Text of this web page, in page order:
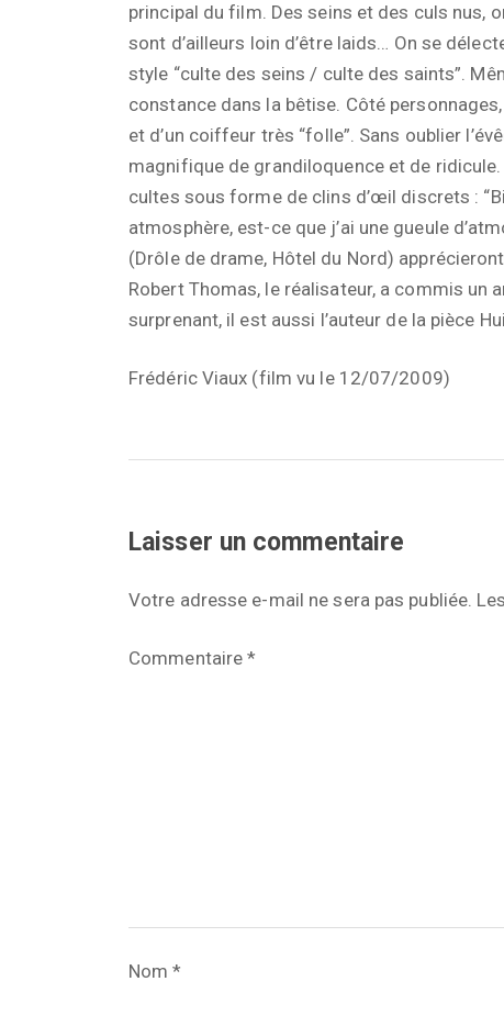
principal du film. Des seins et des culs nus,
sont d’ailleurs loin d’être laids… On se
style “culte des seins / culte des saints”.
constance dans la bêtise. Côté
et d’un coiffeur très “folle”. Sans oublier
magnifique de grandiloquence et de
cultes sous forme de clins d’œil discrets :
atmosphère, est-ce que j’ai une gueule
(Drôle de drame, Hôtel du Nord)
Robert Thomas, le réalisateur, a commis un
surprenant, il est aussi l’auteur de la pièce
Frédéric Viaux (film vu le 12/07/2009)
Laisser un commentaire
Votre adresse e-mail ne sera pas publiée.
Commentaire*
Nom*